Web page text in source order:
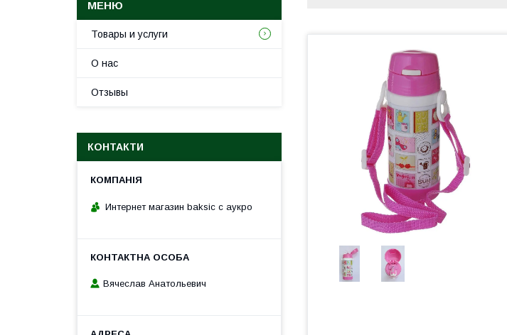
Товары и услуги
О нас
Отзывы
КОНТАКТИ
Интернет магазин baksic с аукро
Вячеслав Анатольевич